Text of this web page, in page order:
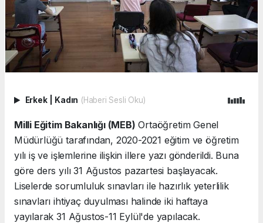
Erkek Kadın (Haberi Sesli Oku)
Milli Eğitim Bakanlığı (MEB) Ortaöğretim Genel
Müdürlüğü tarafından, 2020-2021 eğitim ve öğretim
yılı iş ve işlemlerine ilişkin illere yazı gönderildi. Buna
göre ders yılı 31 Ağustos pazartesi başlayacak.
Liselerde sorumluluk sınavları ile hazırlık yeterlilik
sınavları ihtiyaç duyulması halinde iki haftaya
yayılarak 31 Ağustos-11 Eylül'de yapılacak.